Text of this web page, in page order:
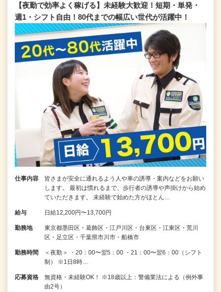
【夜勤で効率よく稼げる】未経験大歓迎！短期・単発・
週1・シフト自由！80代までの幅広い世代が活躍中！
仕事内容
皆さまが安全に通れるよう人や車の誘導・案内などをお願い
します。 最初は慣れるまで、歩行者の誘導や声掛けから始め
ていただきます。 未経験で始めた方がほとん…
給与 日給12,200円〜13,700円
勤務地
東京都墨田区・葛飾区・江戸川区・台東区・江東区・荒川
区・足立区・千葉県市川市・船橋市
勤務時間
＜夜勤＞ ・20：00〜翌5：00 ・21：00〜翌6：00（シフト
制） ※1日8時…
応募資格
無資格・未経験OK！ ※18歳以上：警備業法による（例外事
由2号）